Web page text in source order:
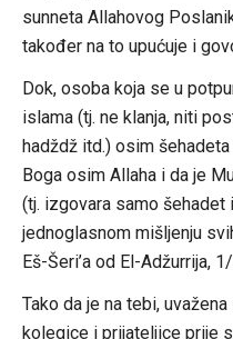
sunneta Allahovog
također na to upućuje i
Dok, osoba koja se u
islama (tj. ne klanja, niti
hadždž itd.) osim
Boga osim Allaha i da je
(tj. izgovara samo šehadet
jednoglasnom mišljenju
Eš-Šeri’a od El-Adžurrija,
Tako da je na tebi,
kolegice i prijateljice prije